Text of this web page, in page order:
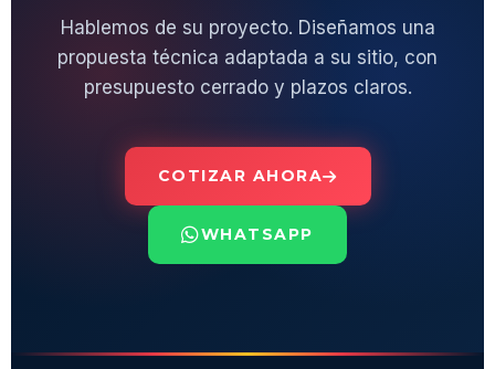
Hablemos de su proyecto. Diseñamos una
propuesta técnica adaptada a su sitio, con
presupuesto cerrado y plazos claros.
COTIZAR AHORA
WHATSAPP